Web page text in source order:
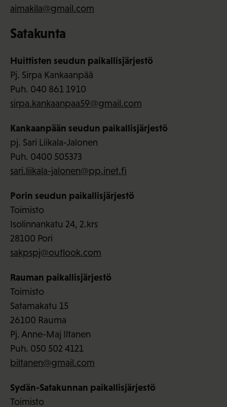
aimakila@gmail.com
Satakunta
Huittisten seudun paikallisjärjestö
Pj. Sirpa Kankaanpää
Puh. 040 861 1910
sirpa.kankaanpaa59@gmail.com
Kankaanpään seudun paikallisjärjestö
pj. Sari Liikala-Jalonen
Puh. 0400 505373
sari.liikala-jalonen@pp.inet.fi
Porin seudun paikallisjärjestö
Toimisto
Isolinnankatu 24, 2.krs
28100 Pori
sakpspj@outlook.com
Rauman paikallisjärjestö
Toimisto
Satamakatu 15
26100 Rauma
Pj. Anne-Maj Iltanen
Puh. 050 502 4121
biltanen@gmail.com
Sydän-Satakunnan paikallisjärjestö
Toimisto